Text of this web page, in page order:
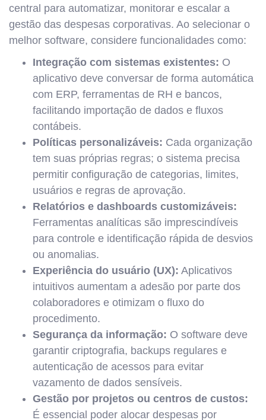
central para automatizar, monitorar e escalar a
gestão das despesas corporativas. Ao selecionar o
melhor software, considere funcionalidades como:
Integração com sistemas existentes: O
aplicativo deve conversar de forma automática
com ERP, ferramentas de RH e bancos,
facilitando importação de dados e fluxos
contábeis.
Políticas personalizáveis: Cada organização
tem suas próprias regras; o sistema precisa
permitir configuração de categorias, limites,
usuários e regras de aprovação.
Relatórios e dashboards customizáveis:
Ferramentas analíticas são imprescindíveis
para controle e identificação rápida de desvios
ou anomalias.
Experiência do usuário (UX): Aplicativos
intuitivos aumentam a adesão por parte dos
colaboradores e otimizam o fluxo do
procedimento.
Segurança da informação: O software deve
garantir criptografia, backups regulares e
autenticação de acessos para evitar
vazamento de dados sensíveis.
Gestão por projetos ou centros de custos:
É essencial poder alocar despesas por